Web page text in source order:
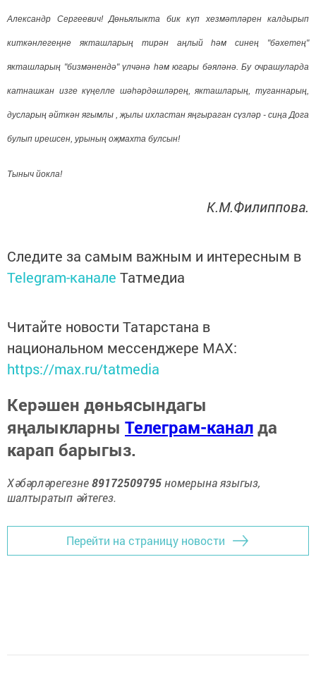
Александр Сергеевич! Дөньялыкта бик күп хезмәтләрен калдырып
киткәнлегеңне якташларың тирән аңлый һәм синең "бәхетең"
якташларың "бизмәнендә" үлчәнә һәм югары бәяләнә. Бу очрашуларда
катнашкан изге күңелле шәһәрдәшләрең, якташларың, туганнарың,
дусларың әйткән ягымлы , җылы ихластан яңгыраган сүзләр - сиңа Дога
булып ирешсен, урының оҗмахта булсын!
Тыныч йокла!
К.М.Филиппова.
Следите за самым важным и интересным в
Telegram-канале Татмедиа
Читайте новости Татарстана в
национальном мессенджере MАХ:
https://max.ru/tatmedia
Керәшен дөньясындагы
яңалыкларны Телеграм-каналда
карап барыгыз.
Хәбәрләрегезне89172509795номерына языгыз,
шалтыратып әйтегез.
Перейти на страницу новости